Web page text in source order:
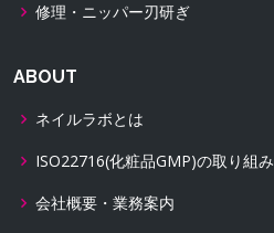
修理・ニッパー刃研ぎ
ABOUT
ネイルラボとは
ISO22716(化粧品GMP)の取り組み
会社概要・業務案内